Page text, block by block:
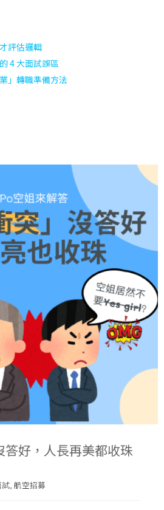
評估邏輯
4 大面試誤區
」轉職準備方法
答好，人長再美都收珠
試, 航空招募